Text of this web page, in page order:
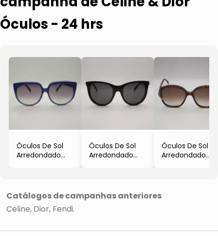
Óculos - 24 hrs
Óculos De Sol
Arredondado
Óculos De Sol
Arredondado
Óculos De Sol
Arredondado
Catálogos de campanhas anteriores
Celine Dior Fendi